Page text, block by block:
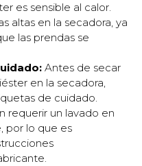
es sensible al calor.
altas en la secadora, ya
las prendas se
Antes de secar
en la secadora,
de cuidado.
requerir un lavado en
por lo que es